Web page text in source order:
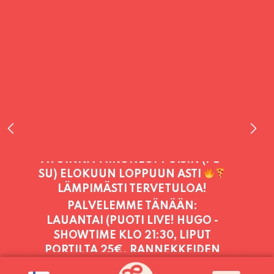
PALVELEMME TÄNÄÄN:
LAUANTAI (PUOTI LIVE! HUGO -
SHOWTIME KLO 21:30, LIPUT
PORTILTA 25€. RANNEKKEIDEN
VAIHTO KLO 20:30 ALKAEN.)11:00 -
23:30
PALVELEMME PÄIVITTÄIN (MA-SU